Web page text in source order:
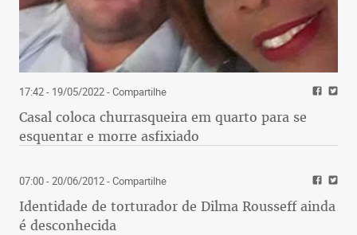
17:42 - 19/05/2022- Compartilhe
Casal coloca churrasqueira em quarto para se
esquentar e morre asfixiado
07:00 - 20/06/2012- Compartilhe
Identidade de torturador de Dilma Rousseff ainda
é desconhecida